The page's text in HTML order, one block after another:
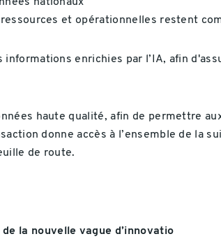
et opérationnelles restent
enrichies par l’IA, afin
haute qualité, afin de permettre
donne accès à l’ensemble de la
de route.
la nouvelle vague d’innovatio